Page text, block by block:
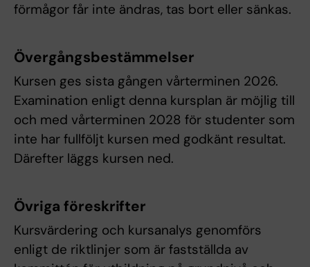
förmågor får inte ändras, tas bort eller sänkas.
Övergångsbestämmelser
Kursen ges sista gången vårterminen 2026.
Examination enligt denna kursplan är möjlig till
och med vårterminen 2028 för studenter som
inte har fullföljt kursen med godkänt resultat.
Därefter läggs kursen ned.
Övriga föreskrifter
Kursvärdering och kursanalys genomförs
enligt de riktlinjer som är fastställda av